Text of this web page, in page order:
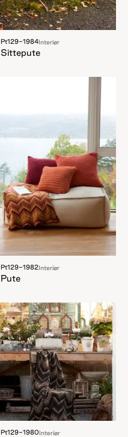
Pt129-1984Interiør
Sittepute
Pt129-1982Interiør
Pute
Pt129-1980Interiør